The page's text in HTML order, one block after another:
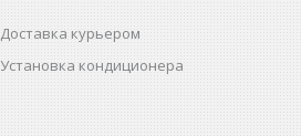
Доставка курьером
Установка кондиционера